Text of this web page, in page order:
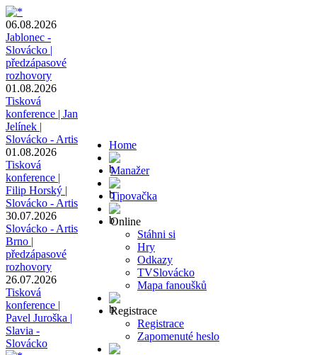
06.08.2026
Jablonec -
Slovácko |
předzápasové
rozhovory
01.08.2026
Tisková
konference | Jan
Jelínek |
Slovácko - Artis
01.08.2026
Tisková
konference |
Filip Horský |
Slovácko - Artis
30.07.2026
Slovácko - Artis
Brno |
předzápasové
rozhovory
26.07.2026
Tisková
konference |
Pavel Juroška |
Slavia -
Slovácko
Home
Manažer
Tipovačka
Online
Stáhni si
Hry
Odkazy
TVSlovácko
Mapa fanoušků
Registrace
Registrace
Zapomenuté heslo